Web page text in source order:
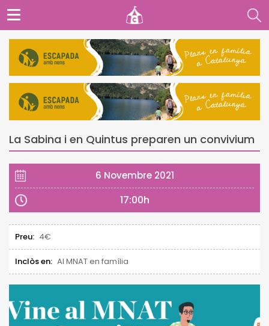
La Sabina i en Quintus preparen un convivium
6 Novembre 2021
17:00h
Preu: 4€
Inclòs en: Al MNAT en família